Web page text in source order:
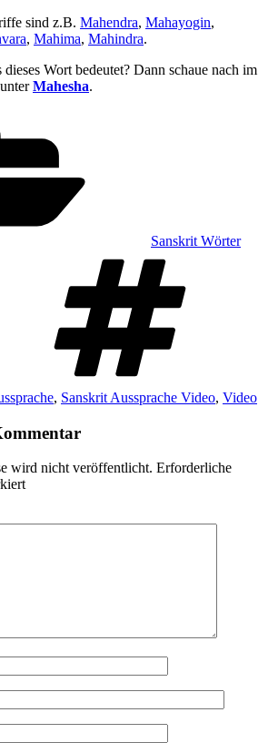
sind z.B. Mahendra, Mahayogin,
, Mahima, Mahindra.
Wort bedeutet? Dann schaue nach im
unterMahesha.
Sanskrit Wörter
, Sanskrit Aussprache Video, Video
wird nicht veröffentlicht. Erforderliche